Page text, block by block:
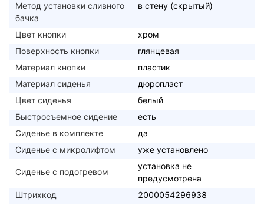
Метод установки сливного
бачка
в стену (скрытый)
Цвет кнопки
хром
Поверхность кнопки
глянцевая
Материал кнопки
пластик
Материал сиденья
дюропласт
Цвет сиденья
белый
Быстросъемное сидение
есть
Сиденье в комплекте
да
Сиденье с микролифтом
уже установлено
Сиденье с подогревом
установка не
предусмотрена
Штрихкод
2000054296938